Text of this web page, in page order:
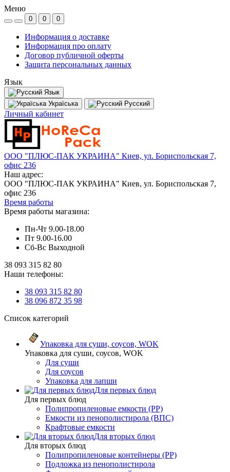
Меню
0 0 0
Информация о доставке
Информация про оплату
Договор публичной оферты
Защита персональных данных
Язык
Язык
Україська
Русский
Личный кабинет
ООО "ПЛЮС-ПАК УКРАИНА" Киев, ул. Бориспольская 7,
офис 236
Наш адрес:
ООО "ПЛЮС-ПАК УКРАИНА" Киев, ул. Бориспольская 7,
офис 236
Время работы
Время работы магазина:
Пн-Чт 9.00-18.00
Пт 9.00-16.00
Сб-Вс Выходной
38 093 315 82 80
Наши телефоны:
38 093 315 82 80
38 096 872 35 98
Список категорий
Упаковка для суши, соусов, WOK
Упаковка для суши, соусов, WOK
Для суши
Для соусов
Упаковка для лапши
Для первых блюд
Для первых блюд
Полипропиленовые емкости (PP)
Емкости из пенополистирола (ВПС)
Крафтовые емкости
Для вторых блюд
Для вторых блюд
Полипропиленовые контейнеры (PP)
Подложка из пенополистирола